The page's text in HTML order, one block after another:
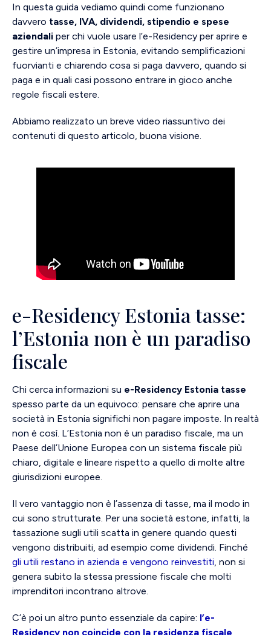
In questa guida vediamo quindi come funzionano
davvero tasse, IVA, dividendi, stipendio e spese
aziendali per chi vuole usare l’e-Residency per aprire e
gestire un’impresa in Estonia, evitando semplificazioni
fuorvianti e chiarendo cosa si paga davvero, quando si
paga e in quali casi possono entrare in gioco anche
regole fiscali estere.
Abbiamo realizzato un breve video riassuntivo dei
contenuti di questo articolo, buona visione.
e-Residency Estonia tasse:
l’Estonia non è un paradiso
fiscale
Chi cerca informazioni su e-Residency Estonia tasse
spesso parte da un equivoco: pensare che aprire una
società in Estonia significhi non pagare imposte. In realtà
non è così. L’Estonia non è un paradiso fiscale, ma un
Paese dell’Unione Europea con un sistema fiscale più
chiaro, digitale e lineare rispetto a quello di molte altre
giurisdizioni europee.
Il vero vantaggio non è l’assenza di tasse, ma il modo in
cui sono strutturate. Per una società estone, infatti, la
tassazione sugli utili scatta in genere quando questi
vengono distribuiti, ad esempio come dividendi. Finché
gli utili restano in azienda e vengono reinvestiti, non si
genera subito la stessa pressione fiscale che molti
imprenditori incontrano altrove.
C’è poi un altro punto essenziale da capire: l’e-
Residency non coincide con la residenza fiscale